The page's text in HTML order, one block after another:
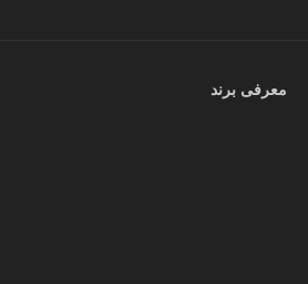
معرفی برند